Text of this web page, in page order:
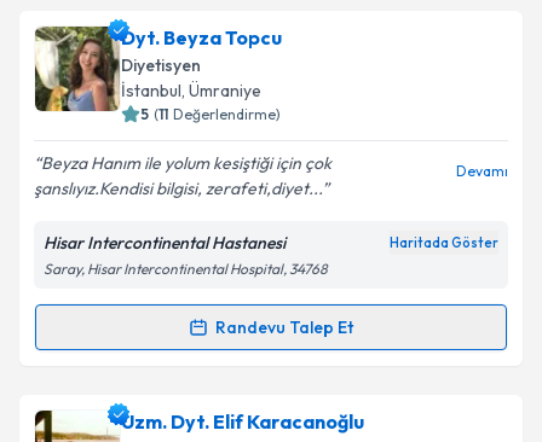
Dyt. Beyza Topcu
Diyetisyen
İstanbul, Ümraniye
5 (11 Değerlendirme)
Beyza Hanım ile yolum kesiştiği için çok
şanslıyız.Kendisi bilgisi, zerafeti,diyet...
Devamı
Hisar Intercontinental Hastanesi Haritada Göster
Saray, Hisar Intercontinental Hospital, 34768
Randevu Talep Et
Randevu Takvimi Talebi
Dyt. Beyza Topcuiçin randevu takvimi talebi
Uzm. Dyt. Elif Karacanoğlu